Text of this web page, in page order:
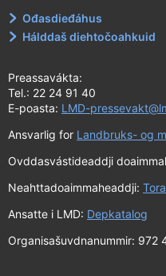
Ođasdieđáhus
Hálddaš diehtočoahkuid
Preassavákta:
Tel.: 22 24 91 40
E-poasta: LMD-
Ansvarlig for Landbruks- og
Ovddasvástideaddji
Neahttadoaimmaheaddji:
Ansatte i LMD: Depkatalog
Organisašuvdnanummir: 972